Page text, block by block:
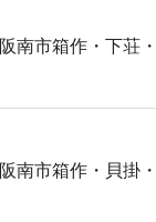
阪南市箱作・下荘
阪南市箱作・貝掛